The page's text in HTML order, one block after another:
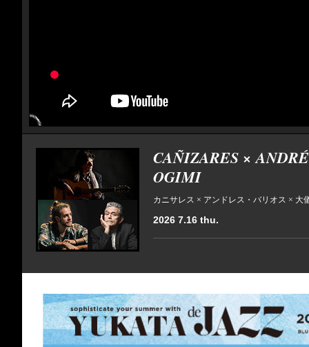
CAÑIZARES ×
OGIMI
カニサレス × アンドレス・バリオス × 大
2026 7.16 thu.